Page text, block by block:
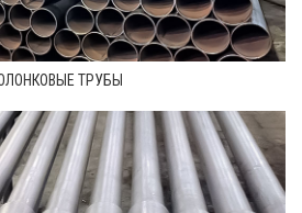
ТРУБЫ